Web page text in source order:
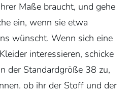
Maße braucht, und gehe
ein, wenn sie etwa
wünscht. Wenn sich eine
interessieren, schicke
der Standardgröße 38 zu,
ob ihr der Stoff und der